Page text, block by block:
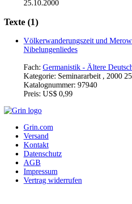
25.10.2000
Texte (1)
Völkerwanderungszeit und
Nibelungenliedes
Fach: Germanistik - Ältere
Kategorie: Seminararbeit , 2000
Katalognummer: 97940
Preis: US$ 0,99
Grin.com
Versand
Kontakt
Datenschutz
AGB
Impressum
Vertrag widerrufen